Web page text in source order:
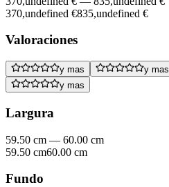
370,undefined €835,undefined €
Valoraciones
y mas y mas
y mas
Largura
59.50 cm — 60.00 cm
59.50 cm60.00 cm
Fundo